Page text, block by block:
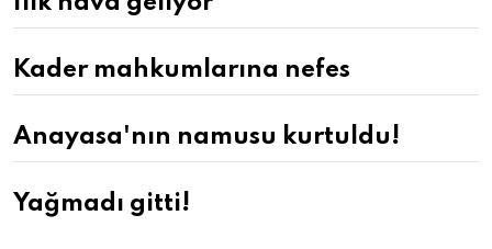
Kader mahkumlarına nefes
Anayasa'nın namusu kurtuldu!
Yağmadı gitti!